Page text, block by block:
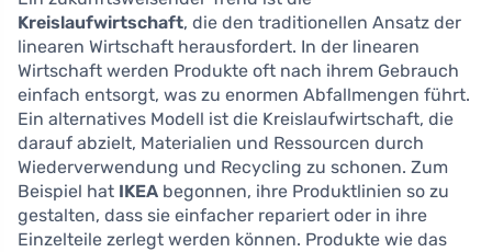
Kreislaufwirtschaft, die den traditionellen Ansatz der
linearen Wirtschaft herausfordert. In der linearen
Wirtschaft werden Produkte oft nach ihrem Gebrauch
einfach entsorgt, was zu enormen Abfallmengen führt.
Ein alternatives Modell ist die Kreislaufwirtschaft, die
darauf abzielt, Materialien und Ressourcen durch
Wiederverwendung und Recycling zu schonen. Zum
Beispiel hat IKEA begonnen, ihre Produktlinien so zu
gestalten, dass sie einfacher repariert oder in ihre
Einzelteile zerlegt werden können. Produkte wie das